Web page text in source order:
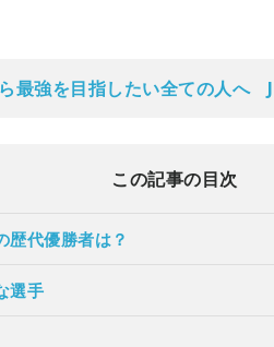
ら最強を目指したい全ての人へ
この記事の目次
歴代優勝者は？
選手